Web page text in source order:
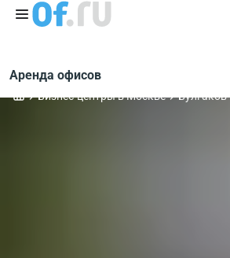
Аренда офисов
Бизнес-центры в Москве Булгаков